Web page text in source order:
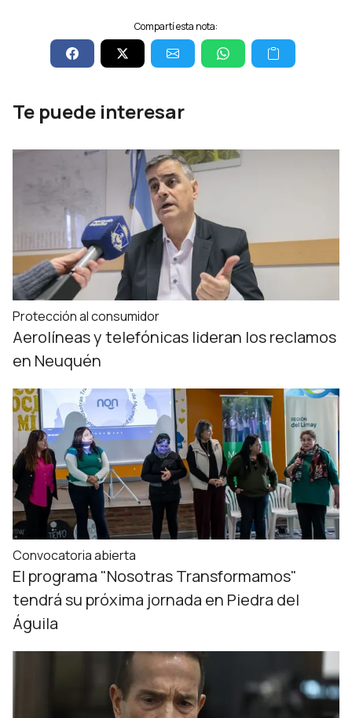
Compartí esta nota:
Te puede interesar
Protección al consumidor
Aerolíneas y telefónicas lideran los reclamos
en Neuquén
Convocatoria abierta
El programa "Nosotras Transformamos"
tendrá su próxima jornada en Piedra del
Águila